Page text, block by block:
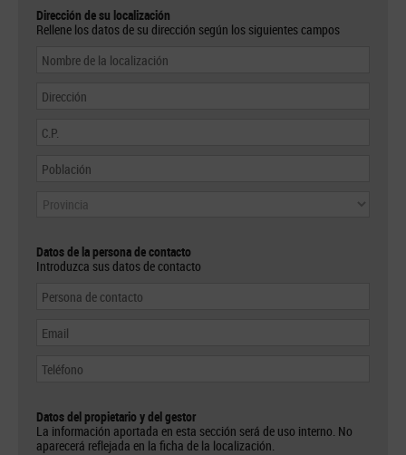
Dirección de su localización
Rellene los datos de su dirección según los siguientes campos
Datos de la persona de contacto
Introduzca sus datos de contacto
Datos del propietario y del gestor
La información aportada en esta sección será de uso interno. No
aparecerá reflejada en la ficha de la localización.